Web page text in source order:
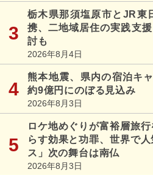
栃木県那須塩原市とJR東
携、二地域居住の実践支
討も
2026年8月4日
熊本地震、県内の宿泊キ
約9億円にのぼる見込み
2026年8月3日
ロケ地めぐりが富裕層旅
らす効果と功罪、世界で
ス」次の舞台は南仏
2026年8月3日